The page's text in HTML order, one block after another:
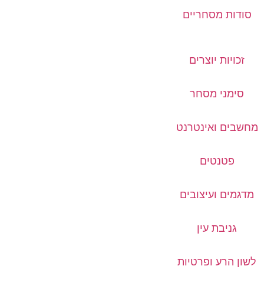
סודות מסחריים
זכויות יוצרים
סימני מסחר
מחשבים ואינטרנט
פטנטים
מדגמים ועיצובים
גניבת עין
לשון הרע ופרטיות